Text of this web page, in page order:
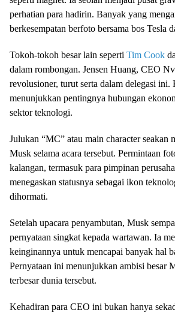
perhatian para hadirin. Banyak yang
berkesempatan berfoto bersama bos Tesla
Tokoh-tokoh besar lain seperti Tim Cook
dalam rombongan. Jensen Huang, CEO
revolusioner, turut serta dalam delegasi ini.
menunjukkan pentingnya hubungan
sektor teknologi.
Julukan “MC” atau main character seakan
Musk selama acara tersebut. Permintaan
kalangan, termasuk para pimpinan
menegaskan statusnya sebagai ikon
dihormati.
Setelah upacara penyambutan, Musk
pernyataan singkat kepada wartawan. Ia
keinginannya untuk mencapai banyak hal
Pernyataan ini menunjukkan ambisi besar
terbesar dunia tersebut.
Kehadiran para CEO ini bukan hanya